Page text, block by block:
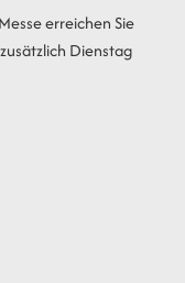
erreichen Sie
Dienstag